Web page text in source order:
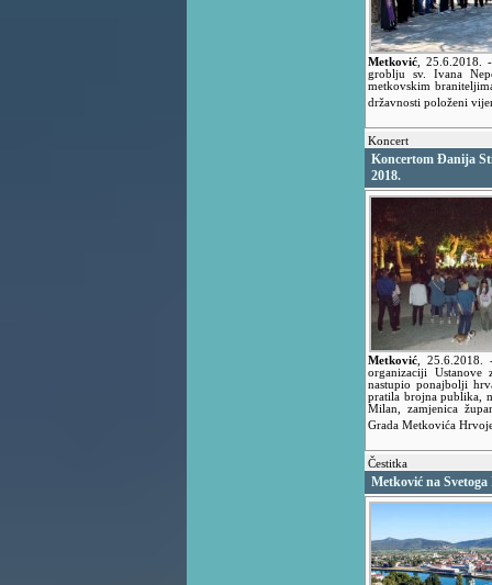
Metković ,25.6.2018.
groblju sv. Ivana
metkovskim
državnosti položeni
Koncert
Koncertom Đanija
2018.
Metković 25.6.2018.
organizaciji
nastupio ponajbolji
pratila brojna publika,
Milan, zamjenica
Grada Metkovića
Čestitka
Metković na Svetoga